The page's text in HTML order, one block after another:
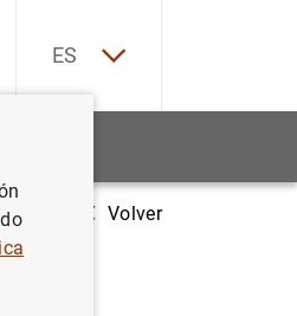
ES
Conference on the Spanish Economy
Volver